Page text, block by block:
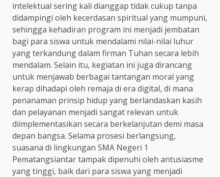
intelektual sering kali dianggap tidak cukup tanpa
didampingi oleh kecerdasan spiritual yang mumpuni,
sehingga kehadiran program ini menjadi jembatan
bagi para siswa untuk mendalami nilai-nilai luhur
yang terkandung dalam firman Tuhan secara lebih
mendalam. Selain itu, kegiatan ini juga dirancang
untuk menjawab berbagai tantangan moral yang
kerap dihadapi oleh remaja di era digital, di mana
penanaman prinsip hidup yang berlandaskan kasih
dan pelayanan menjadi sangat relevan untuk
diimplementasikan secara berkelanjutan demi masa
depan bangsa. Selama prosesi berlangsung,
suasana di lingkungan SMA Negeri 1
Pematangsiantar tampak dipenuhi oleh antusiasme
yang tinggi, baik dari para siswa yang menjadi